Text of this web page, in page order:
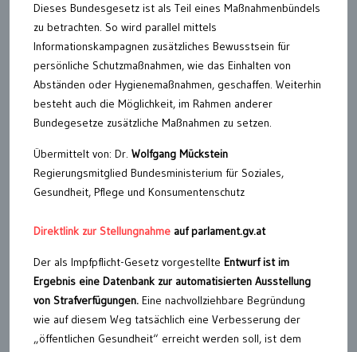
Dieses Bundesgesetz ist als Teil eines Maßnahmenbündels
zu betrachten. So wird parallel mittels
Informationskampagnen zusätzliches Bewusstsein für
persönliche Schutzmaßnahmen, wie das Einhalten von
Abständen oder Hygienemaßnahmen, geschaffen. Weiterhin
besteht auch die Möglichkeit, im Rahmen anderer
Bundegesetze zusätzliche Maßnahmen zu setzen.
Übermittelt von: Dr. Wolfgang Mückstein
Regierungsmitglied Bundesministerium für Soziales,
Gesundheit, Pflege und Konsumentenschutz
Direktlink zur Stellungnahme auf parlament.gv.at
Der als Impfpflicht-Gesetz vorgestellte Entwurf ist im
Ergebnis eine Datenbank zur automatisierten Ausstellung
von Strafverfügungen. Eine nachvollziehbare Begründung
wie auf diesem Weg tatsächlich eine Verbesserung der
„öffentlichen Gesundheit“ erreicht werden soll, ist dem